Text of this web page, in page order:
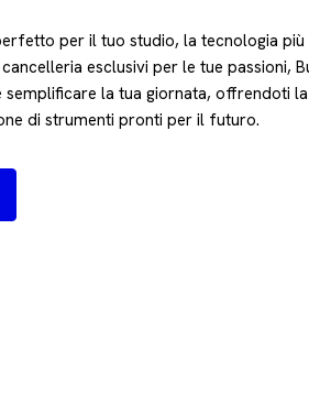
per il tuo studio, la tecnologia più
esclusivi per le tue passioni,
semplificare la tua giornata, offrendoti
di strumenti pronti per il futuro.